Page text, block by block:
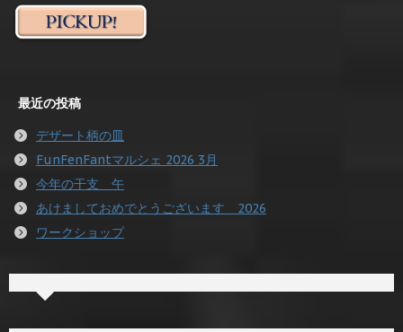
最近の投稿
デザート柄の皿
FunFenFantマルシェ 2026 3月
今年の干支 午
あけましておめでとうございます 2026
ワークショップ